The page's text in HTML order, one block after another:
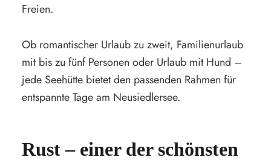
Freien.
Ob romantischer Urlaub zu zweit, Familienurlaub
mit bis zu fünf Personen oder Urlaub mit Hund –
jede Seehütte bietet den passenden Rahmen für
entspannte Tage am Neusiedlersee.
Rust – einer der schönsten